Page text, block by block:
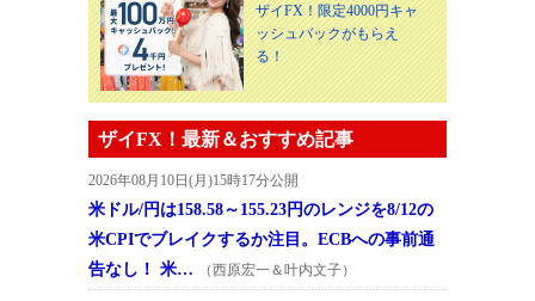
ザイFX！限定4000円キャ
ッシュバックがもらえ
る！
ザイFX！最新＆おすすめ記事
2026年08月10日(月)15時17分公開
米ドル/円は158.58～155.23円のレンジを8/12の
米CPIでブレイクするか注目。ECBへの事前通
告なし！ 米…
（西原宏一＆叶内文子）